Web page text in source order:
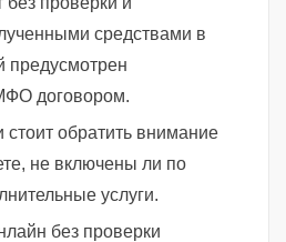
средствами в
предусмотрен
договором.
обратить внимание
не включены ли по
услуги.
без проверки